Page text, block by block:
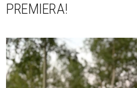
PREMIERA!